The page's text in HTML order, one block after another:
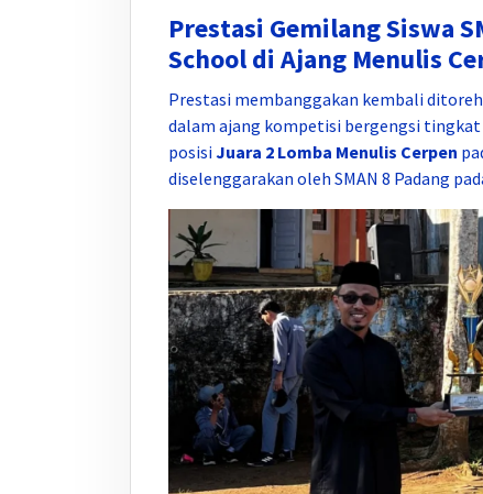
Prestasi Gemilang Siswa
School di Ajang Menulis
Prestasi membanggakan kembali
dalam ajang kompetisi bergengsi tingkat
posisiJuara 2 Lomba Menulis Cerpen
diselenggarakan oleh SMAN 8 Padang